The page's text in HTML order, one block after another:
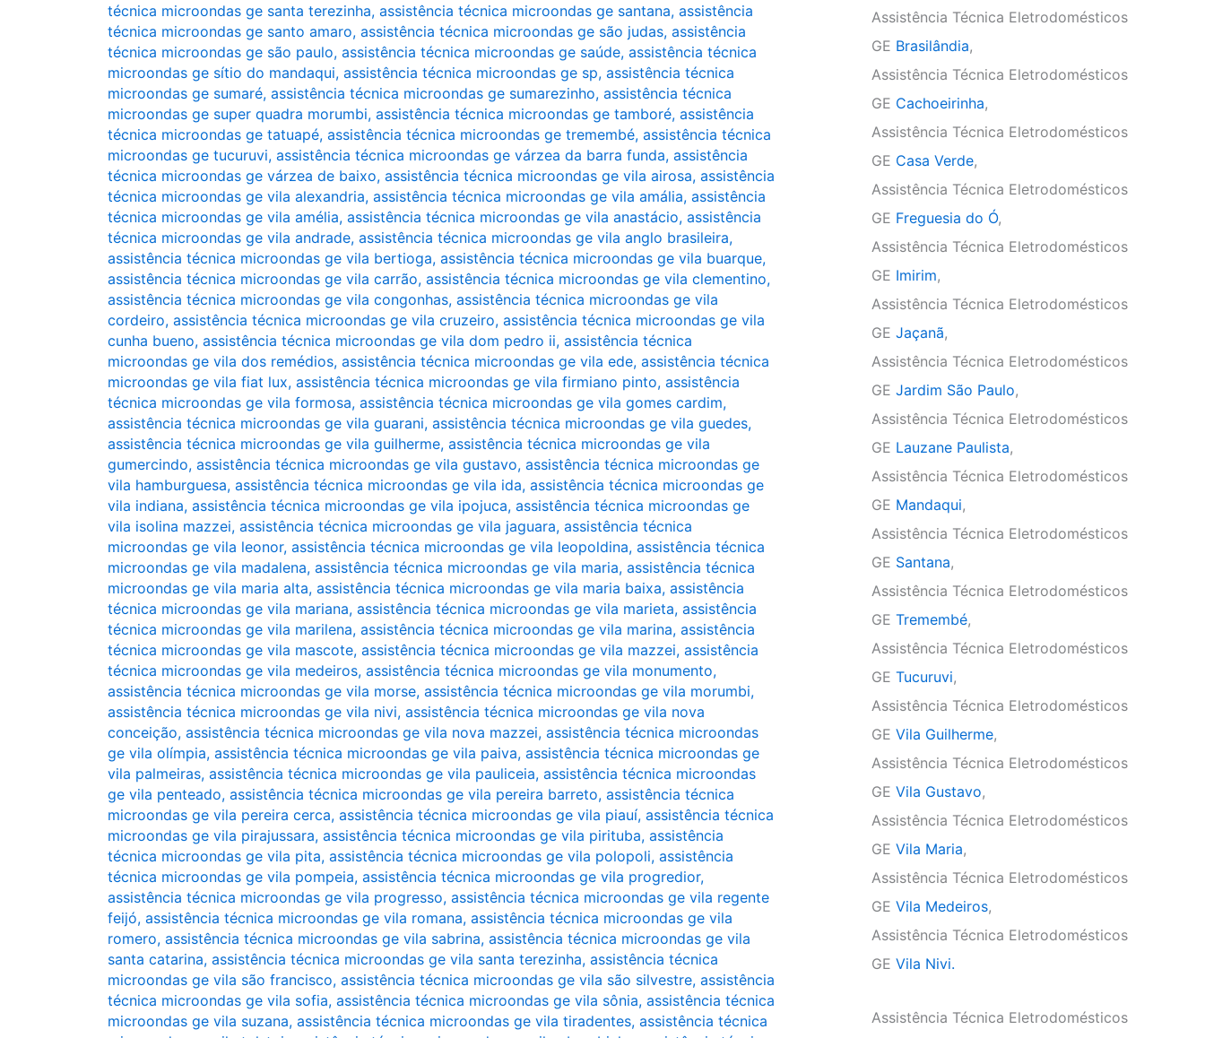
técnica microondas ge santa terezinha, assistência técnica microondas ge santana, assistência
técnica microondas ge santo amaro, assistência técnica microondas ge são judas, assistência
técnica microondas ge são paulo, assistência técnica microondas ge saúde, assistência técnica
microondas ge sítio do mandaqui, assistência técnica microondas ge sp, assistência técnica
microondas ge sumaré, assistência técnica microondas ge sumarezinho, assistência técnica
microondas ge super quadra morumbi, assistência técnica microondas ge tamboré, assistência
técnica microondas ge tatuapé, assistência técnica microondas ge tremembé, assistência técnica
microondas ge tucuruvi, assistência técnica microondas ge várzea da barra funda, assistência
técnica microondas ge várzea de baixo, assistência técnica microondas ge vila airosa, assistência
técnica microondas ge vila alexandria, assistência técnica microondas ge vila amália, assistência
técnica microondas ge vila amélia, assistência técnica microondas ge vila anastácio, assistência
técnica microondas ge vila andrade, assistência técnica microondas ge vila anglo brasileira,
assistência técnica microondas ge vila bertioga, assistência técnica microondas ge vila buarque,
assistência técnica microondas ge vila carrão, assistência técnica microondas ge vila clementino,
assistência técnica microondas ge vila congonhas, assistência técnica microondas ge vila
cordeiro, assistência técnica microondas ge vila cruzeiro, assistência técnica microondas ge vila
cunha bueno, assistência técnica microondas ge vila dom pedro ii, assistência técnica
microondas ge vila dos remédios, assistência técnica microondas ge vila ede, assistência técnica
microondas ge vila fiat lux, assistência técnica microondas ge vila firmiano pinto, assistência
técnica microondas ge vila formosa, assistência técnica microondas ge vila gomes cardim,
assistência técnica microondas ge vila guarani, assistência técnica microondas ge vila guedes,
assistência técnica microondas ge vila guilherme, assistência técnica microondas ge vila
gumercindo, assistência técnica microondas ge vila gustavo, assistência técnica microondas ge
vila hamburguesa, assistência técnica microondas ge vila ida, assistência técnica microondas ge
vila indiana, assistência técnica microondas ge vila ipojuca, assistência técnica microondas ge
vila isolina mazzei, assistência técnica microondas ge vila jaguara, assistência técnica
microondas ge vila leonor, assistência técnica microondas ge vila leopoldina, assistência técnica
microondas ge vila madalena, assistência técnica microondas ge vila maria, assistência técnica
microondas ge vila maria alta, assistência técnica microondas ge vila maria baixa, assistência
técnica microondas ge vila mariana, assistência técnica microondas ge vila marieta, assistência
técnica microondas ge vila marilena, assistência técnica microondas ge vila marina, assistência
técnica microondas ge vila mascote, assistência técnica microondas ge vila mazzei, assistência
técnica microondas ge vila medeiros, assistência técnica microondas ge vila monumento,
assistência técnica microondas ge vila morse, assistência técnica microondas ge vila morumbi,
assistência técnica microondas ge vila nivi, assistência técnica microondas ge vila nova
conceição, assistência técnica microondas ge vila nova mazzei, assistência técnica microondas
ge vila olímpia, assistência técnica microondas ge vila paiva, assistência técnica microondas ge
vila palmeiras, assistência técnica microondas ge vila pauliceia, assistência técnica microondas
ge vila penteado, assistência técnica microondas ge vila pereira barreto, assistência técnica
microondas ge vila pereira cerca, assistência técnica microondas ge vila piauí, assistência técnica
microondas ge vila pirajussara, assistência técnica microondas ge vila pirituba, assistência
técnica microondas ge vila pita, assistência técnica microondas ge vila polopoli, assistência
técnica microondas ge vila pompeia, assistência técnica microondas ge vila progredior,
assistência técnica microondas ge vila progresso, assistência técnica microondas ge vila regente
feijó, assistência técnica microondas ge vila romana, assistência técnica microondas ge vila
romero, assistência técnica microondas ge vila sabrina, assistência técnica microondas ge vila
santa catarina, assistência técnica microondas ge vila santa terezinha, assistência técnica
microondas ge vila são francisco, assistência técnica microondas ge vila são silvestre, assistência
técnica microondas ge vila sofia, assistência técnica microondas ge vila sônia, assistência técnica
microondas ge vila suzana, assistência técnica microondas ge vila tiradentes, assistência técnica
Assistência Técnica Eletrodomésticos
GE Brasilândia,
Assistência Técnica Eletrodomésticos
GE Cachoeirinha,
Assistência Técnica Eletrodomésticos
GE Casa Verde,
Assistência Técnica Eletrodomésticos
GE Freguesia do Ó,
Assistência Técnica Eletrodomésticos
GE Imirim,
Assistência Técnica Eletrodomésticos
GE Jaçanã,
Assistência Técnica Eletrodomésticos
GE Jardim São Paulo,
Assistência Técnica Eletrodomésticos
GE Lauzane Paulista,
Assistência Técnica Eletrodomésticos
GE Mandaqui,
Assistência Técnica Eletrodomésticos
GE Santana,
Assistência Técnica Eletrodomésticos
GE Tremembé,
Assistência Técnica Eletrodomésticos
GE Tucuruvi,
Assistência Técnica Eletrodomésticos
GE Vila Guilherme,
Assistência Técnica Eletrodomésticos
GE Vila Gustavo,
Assistência Técnica Eletrodomésticos
GE Vila Maria,
Assistência Técnica Eletrodomésticos
GE Vila Medeiros,
Assistência Técnica Eletrodomésticos
GE Vila Nivi.
Assistência Técnica Eletrodomésticos